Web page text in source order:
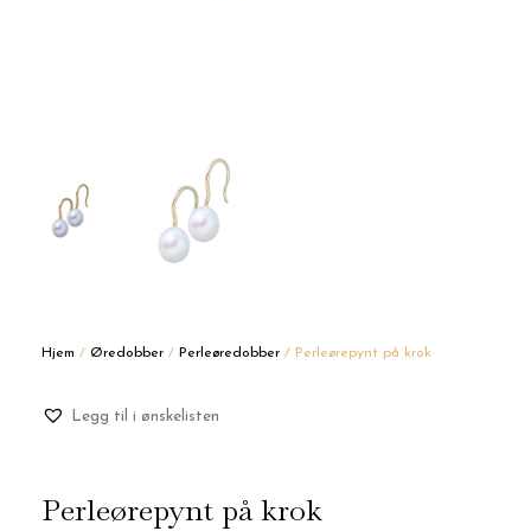
Hjem / Øredobber / Perleøredobber / Perleørepynt på krok
Legg til i ønskelisten
Perleørepynt på krok